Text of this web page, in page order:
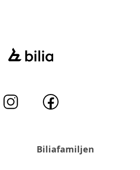
Biliafamiljen